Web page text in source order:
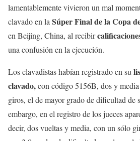
lamentablemente vivieron un mal
clavado en la Súper Final de la Copa
en Beijing, China, al recibir
una confusión en la ejecución.
Los clavadistas habían registrado en su
clavado,con código 5156B, dos y
giros, el de mayor grado de dificultad de
embargo, en el registro de los jueces
decir, dos vueltas y media, con un sólo